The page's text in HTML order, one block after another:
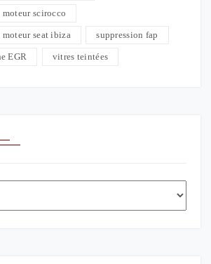
scirocco
seat ibiza suppression fap
EGR vitres teintées